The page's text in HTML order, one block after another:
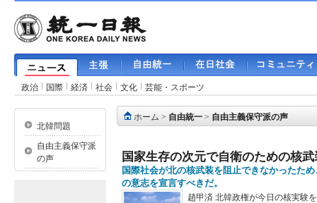
政治 国際 経済 社会 文化 芸能・スポーツ
北韓問題
自由主義保守派
の声
ホーム > 自由統一 > 自由主義保守派の声
国家生存の次元で自衛のための核
国際社会が北の核武装を阻止できなかったた
の意志を宣言すべきだ。
趙甲済 北韓政権が今日の核実験